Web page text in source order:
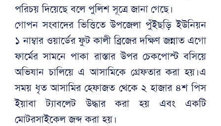
পরিচয় দিয়েছে বলে পুলিশ সূত্রে জানা গেছে।
গোপন সংবাদের ভিত্তিতে উপজেলা পুঁইছড়ি ইউনিয়ন
১ নাম্বার ওয়ার্ডের ফুট কালী ব্রিজের দক্ষিণ জন্নাত এগো
ফার্মের সামনে পাকা রাস্তার উপর চেকপোস্ট বসিয়ে
অভিযান চালিয়ে এ আসামিকে গ্রেফতার করা হয়।এ
সময় ধৃত আসামির হেফাজত থেকে ২ হাজার ৪শ পিস
ইয়াবা ট্যাবলেট উদ্ধার করা হয় এবং একটি
মোটরসাইকেল জব্দ করা হয়।